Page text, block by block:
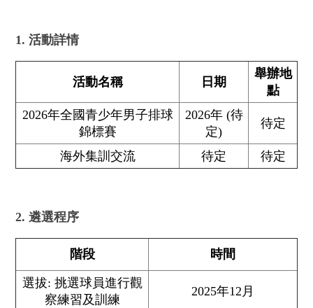
1. 活動詳情
活動名稱 日期
舉辦地
點
2026年全國青少年男子排球
錦標賽
2026年 (待
定)
待定
海外集訓交流 待定 待定
2. 遴選程序
階段 時間
選拔: 挑選球員進行觀
察練習及訓練
2025年12月